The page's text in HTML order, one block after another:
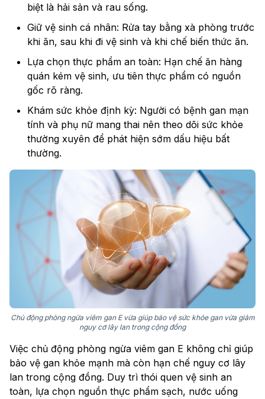
biệt là hải sản và rau sống.
Giữ vệ sinh cá nhân: Rửa tay bằng xà phòng trước
khi ăn, sau khi đi vệ sinh và khi chế biến thức ăn.
Lựa chọn thực phẩm an toàn: Hạn chế ăn hàng
quán kém vệ sinh, ưu tiên thực phẩm có nguồn
gốc rõ ràng.
Khám sức khỏe định kỳ: Người có bệnh gan mạn
tính và phụ nữ mang thai nên theo dõi sức khỏe
thường xuyên để phát hiện sớm dấu hiệu bất
thường.
Chủ động phòng ngừa viêm gan E vừa giúp bảo vệ sức khỏe gan vừa giảm
nguy cơ lây lan trong cộng đồng
Việc chủ động phòng ngừa viêm gan E không chỉ giúp
bảo vệ gan khỏe mạnh mà còn hạn chế nguy cơ lây
lan trong cộng đồng. Duy trì thói quen vệ sinh an
toàn, lựa chọn nguồn thực phẩm sạch, nước uống